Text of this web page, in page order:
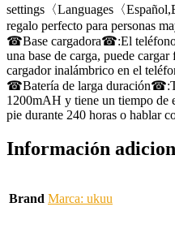
settings〈Languages〈
regalo perfecto para personas
☎Base cargadora☎:El teléfono
una base de carga, puede
cargador inalámbrico en el
☎Batería de larga
1200mAH y tiene un tiempo de
pie durante 240 horas o hablar
Información
Brand Marca: ukuu